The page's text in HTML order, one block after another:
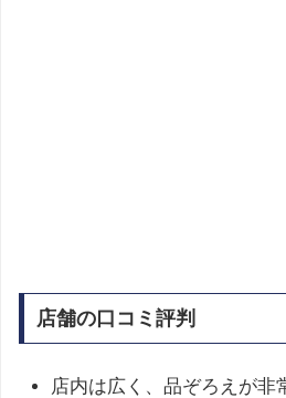
店舗の口コミ評判
店内は広く、品ぞろえが非